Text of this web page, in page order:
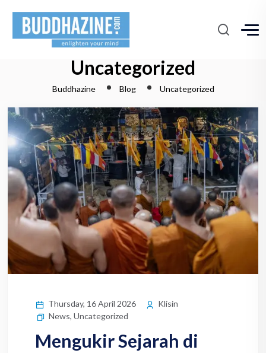
Uncategorized
Buddhazine Blog Uncategorized
Thursday, 16 April 2026
Klisin
News, Uncategorized
Mengukir Sejarah di